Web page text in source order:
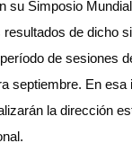
su Simposio
resultados de dicho
de sesiones
septiembre. En esa
la dirección